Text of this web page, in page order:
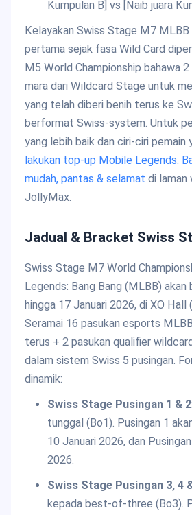
Kumpulan B] vs [Naib juara
Kelayakan Swiss Stage M7 MLBB
pertama sejak fasa Wild Card
M5 World Championship bahawa
mara dari Wildcard Stage untuk
yang telah diberi benih terus ke
berformat Swiss-system. Untuk
yang lebih baik dan ciri-ciri pemain
lakukan top-up Mobile Legends:
mudah, pantas & selamat di laman
JollyMax.
Jadual & Bracket Swiss
Swiss Stage M7 World
Legends: Bang Bang (MLBB) akan
hingga 17 Januari 2026, di XO Hall
Seramai 16 pasukan esports
terus + 2 pasukan qualifier
dalam sistem Swiss 5 pusingan.
dinamik:
Swiss Stage Pusingan 1 & 2
tunggal (Bo1). Pusingan 1
10 Januari 2026, dan
2026.
Swiss Stage Pusingan 3, 4
kepada best-of-three (Bo3).